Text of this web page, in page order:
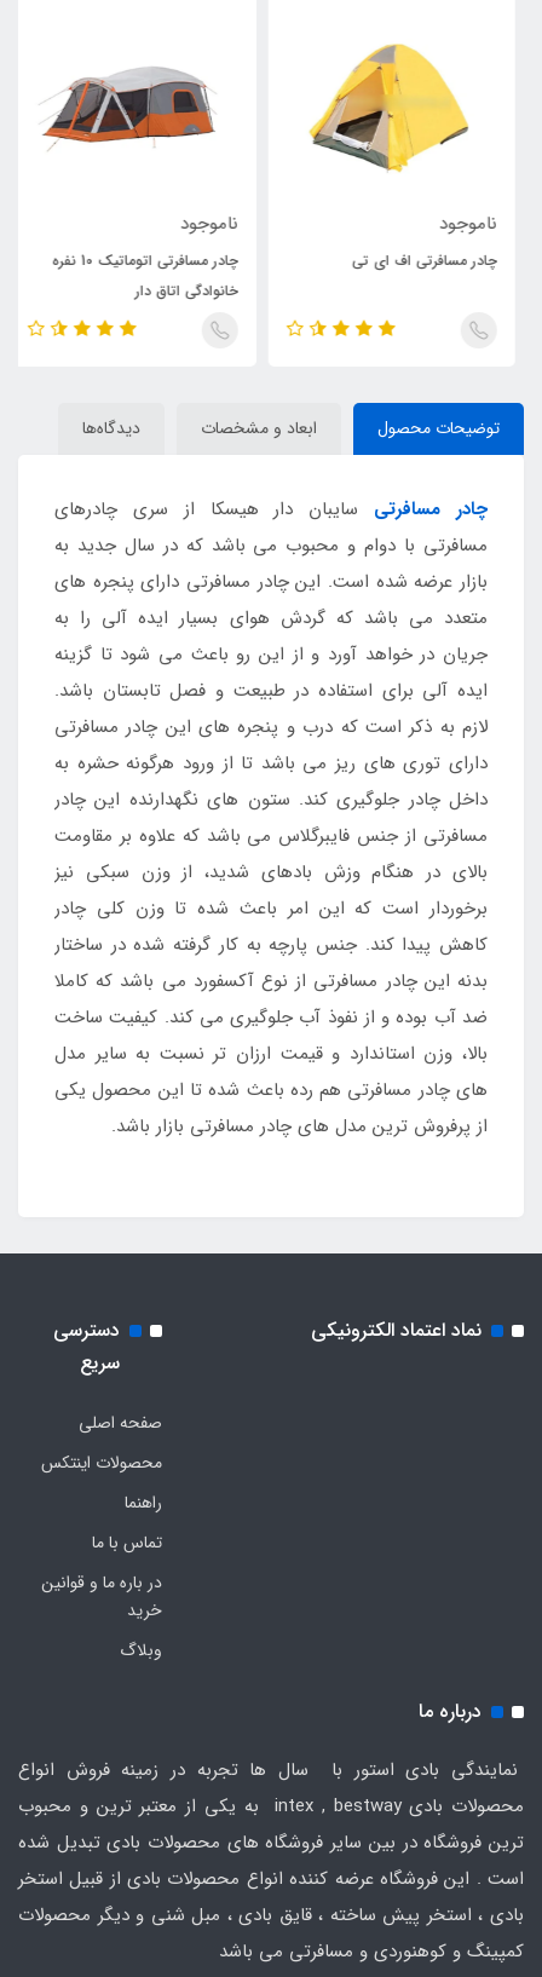
ناموجود
چادر مسافرتی اف ای تی
ناموجود
چادر مسافرتی اتوماتیک 10 نفره
خانوادگی اتاق دار
توضیحات محصول ابعاد و مشخصات دیدگاه‌ها
چادر مسافرتی سایبان دار هیسکا از سری چادرهای
مسافرتی با دوام و محبوب می باشد که در سال جدید به
بازار عرضه شده است. این چادر مسافرتی دارای پنجره های
متعدد می باشد که گردش هوای بسیار ایده آلی را به
جریان در خواهد آورد و از این رو باعث می شود تا گزینه
ایده آلی برای استفاده در طبیعت و فصل تابستان باشد.
لازم به ذکر است که درب و پنجره های این چادر مسافرتی
دارای توری های ریز می باشد تا از ورود هرگونه حشره به
داخل چادر جلوگیری کند. ستون های نگهدارنده این چادر
مسافرتی از جنس فایبرگلاس می باشد که علاوه بر مقاومت
بالای در هنگام وزش بادهای شدید، از وزن سبکی نیز
برخوردار است که این امر باعث شده تا وزن کلی چادر
کاهش پیدا کند. جنس پارچه به کار گرفته شده در ساختار
بدنه این چادر مسافرتی از نوع آکسفورد می باشد که کاملا
ضد آب بوده و از نفوذ آب جلوگیری می کند. کیفیت ساخت
بالا، وزن استاندارد و قیمت ارزان تر نسبت به سایر مدل
های چادر مسافرتی هم رده باعث شده تا این محصول یکی
از پرفروش ترین مدل های چادر مسافرتی بازار باشد.
نماد اعتماد الکترونیکی
دسترسی
سریع
صفحه اصلی
محصولات اینتکس
راهنما
تماس با ما
در باره ما و قوانین
خرید
وبلاگ
درباره ما
نمایندگی بادی استور با سال ها تجربه در زمینه فروش انواع
محصولات بادی intex , bestway به یکی از معتبر ترین و محبوب
ترین فروشگاه در بین سایر فروشگاه های محصولات بادی تبدیل شده
است . این فروشگاه عرضه کننده انواع محصولات بادی از قبیل استخر
بادی ، استخر پیش ساخته ، قایق بادی ، مبل شنی و دیگر محصولات
کمپینگ و کوهنوردی و مسافرتی می باشد